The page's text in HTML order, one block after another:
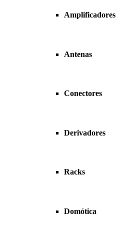
Amplificadores
Antenas
Conectores
Derivadores
Racks
Domótica